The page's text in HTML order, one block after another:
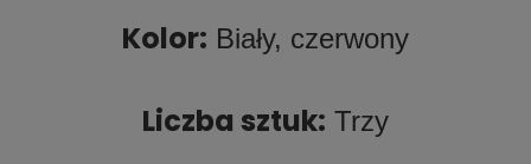
Kolor: Biały, czerwony
Liczba sztuk: Trzy